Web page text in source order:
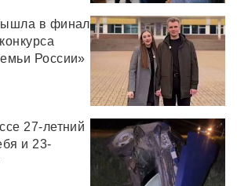
в финал
России»
27-летний
и 23-